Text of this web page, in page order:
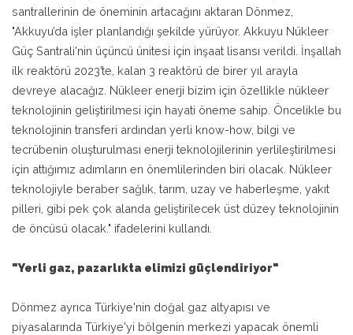
santrallerinin de öneminin artacağını aktaran Dönmez,
"Akkuyu’da işler planlandığı şekilde yürüyor. Akkuyu Nükleer
Güç Santrali'nin üçüncü ünitesi için inşaat lisansı verildi. İnşallah
ilk reaktörü 2023’te, kalan 3 reaktörü de birer yıl arayla
devreye alacağız. Nükleer enerji bizim için özellikle nükleer
teknolojinin geliştirilmesi için hayati öneme sahip. Öncelikle bu
teknolojinin transferi ardından yerli know-how, bilgi ve
tecrübenin oluşturulması enerji teknolojilerinin yerlileştirilmesi
için attığımız adımların en önemlilerinden biri olacak. Nükleer
teknolojiyle beraber sağlık, tarım, uzay ve haberleşme, yakıt
pilleri, gibi pek çok alanda geliştirilecek üst düzey teknolojinin
de öncüsü olacak." ifadelerini kullandı.
"Yerli gaz, pazarlıkta elimizi güçlendiriyor"
Dönmez ayrıca Türkiye'nin doğal gaz altyapısı ve
piyasalarında Türkiye'yi bölgenin merkezi yapacak önemli